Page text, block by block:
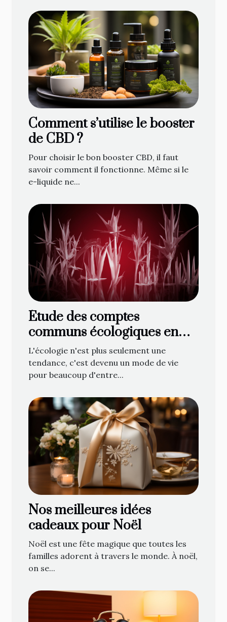
Comment s’utilise le booster
de CBD ?
Pour choisir le bon booster CBD, il faut
savoir comment il fonctionne. Même si le
e-liquide ne...
Étude des comptes
communs écologiques en
ligne : une nouvelle
tendance ?
L'écologie n'est plus seulement une
tendance, c'est devenu un mode de vie
pour beaucoup d'entre...
Nos meilleures idées
cadeaux pour Noël
Noël est une fête magique que toutes les
familles adorent à travers le monde. À noël,
on se...